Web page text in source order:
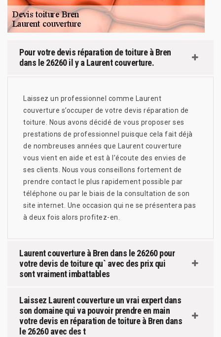
Pour votre devis réparation de toiture à Bren
dans le 26260 il y a Laurent couverture.
Laissez un professionnel comme Laurent
couverture s’occuper de votre devis réparation de
toiture. Nous avons décidé de vous proposer ses
prestations de professionnel puisque cela fait déjà
de nombreuses années que Laurent couverture
vous vient en aide et est à l’écoute des envies de
ses clients. Nous vous conseillons fortement de
prendre contact le plus rapidement possible par
téléphone ou par le biais de la consultation de son
site internet. Une occasion qui ne se présentera pas
à deux fois alors profitez-en.
Laurent couverture à Bren dans le 26260 pour
votre devis de toiture qu` avec des prix qui
sont vraiment imbattables
Laissez Laurent couverture un vrai expert dans
son domaine qui va pouvoir prendre en main
votre devis en réparation de toiture à Bren dans
le 26260 avec des t